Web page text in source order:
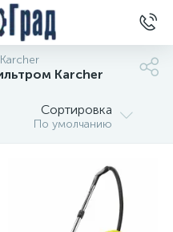
Karcher
Сортировка
По умолчанию